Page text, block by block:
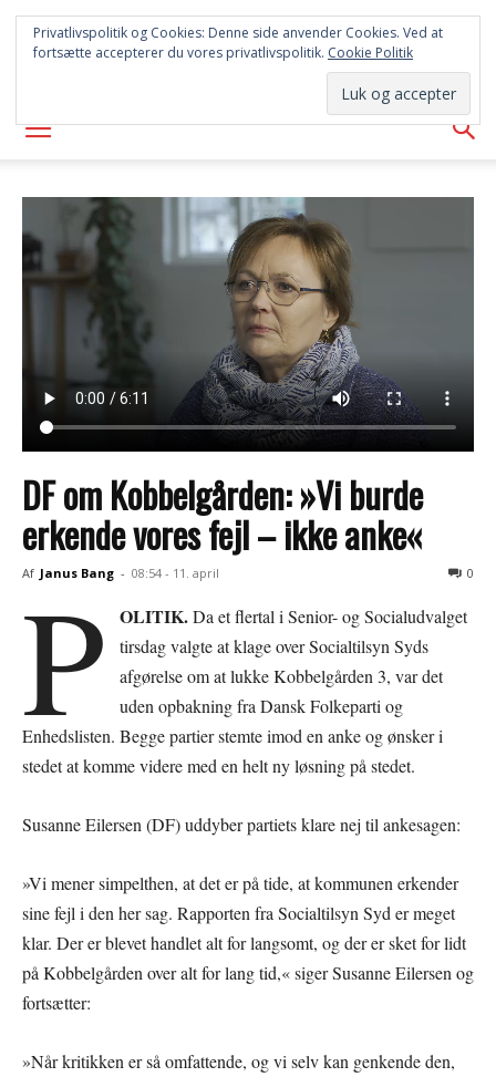
SYD
AVISEN
DF om Kobbelgården: »Vi burde
erkende vores fejl – ikke anke«
Af Janus Bang - 08:54 - 11. april 0
P OLITIK.Da et flertal i Senior- og Socialudvalget
tirsdag valgte at klage over Socialtilsyn Syds
afgørelse om at lukke Kobbelgården 3, var det
uden opbakning fra Dansk Folkeparti og
Enhedslisten. Begge partier stemte imod en anke og ønsker i
stedet at komme videre med en helt ny løsning på stedet.
Susanne Eilersen (DF) uddyber partiets klare nej til ankesagen:
»Vi mener simpelthen, at det er på tide, at kommunen erkender
sine fejl i den her sag. Rapporten fra Socialtilsyn Syd er meget
klar. Der er blevet handlet alt for langsomt, og der er sket for lidt
på Kobbelgården over alt for lang tid,« siger Susanne Eilersen og
fortsætter:
»Når kritikken er så omfattende, og vi selv kan genkende den,
Privatlivspolitik og Cookies: Denne side anvender Cookies. Ved at
fortsætte accepterer du vores privatlivspolitik. Cookie Politik